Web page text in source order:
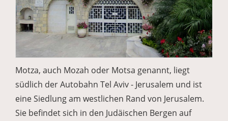
Motza, auch Mozah oder Motsa genannt, liegt
südlich der Autobahn Tel Aviv - Jerusalem und ist
eine Siedlung am westlichen Rand von Jerusalem.
Sie befindet sich in den Judäischen Bergen auf